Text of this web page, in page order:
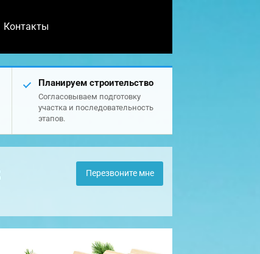
Контакты
Планируем строительство
Согласовываем подготовку
участка и последовательность
этапов.
Перезвоните мне